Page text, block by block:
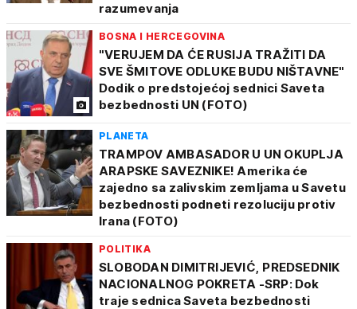
razumevanja
BOSNA I HERCEGOVINA
"VERUJEM DA ĆE RUSIJA TRAŽITI DA
SVE ŠMITOVE ODLUKE BUDU NIŠTAVNE"
Dodik o predstojećoj sednici Saveta
bezbednosti UN (FOTO)
PLANETA
TRAMPOV AMBASADOR U UN OKUPLJA
ARAPSKE SAVEZNIKE! Amerika će
zajedno sa zalivskim zemljama u Savetu
bezbednosti podneti rezoluciju protiv
Irana (FOTO)
POLITIKA
SLOBODAN DIMITRIJEVIĆ, PREDSEDNIK
NACIONALNOG POKRETA -SRP: Dok
traje sednica Saveta bezbednosti